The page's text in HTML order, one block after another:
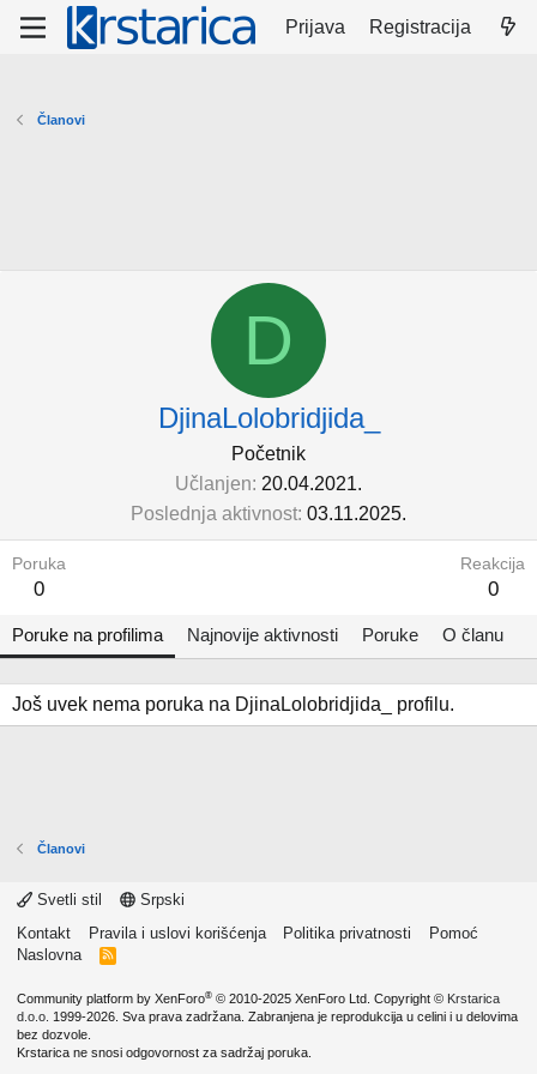
Prijava Registracija
Članovi
D
DjinaLolobridjida_
Početnik
Učlanjen 20.04.2021.
Poslednja aktivnost 03.11.2025.
Poruka
0
Reakcija
0
Poruke na profilima Najnovije aktivnosti Poruke O članu
Još uvek nema poruka na DjinaLolobridjida_ profilu.
Članovi
Svetli stil
Srpski
Kontakt
Pravila i uslovi korišćenja Politika privatnosti
Pomoć
Naslovna
R
Community platform by XenForo® © 2010-2025 XenForo Ltd. Copyright © Krstarica
d.o.o. 1999-2026. Sva prava zadržana. Zabranjena je reprodukcija u celini i u delovima
bez dozvole.
Krstarica ne snosi odgovornost za sadržaj poruka.